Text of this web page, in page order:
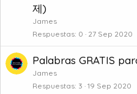
제)
James
Respuestas 0 27 Sep 2020
Palabras GRATIS
James
Respuestas 3 19 Sep 2020